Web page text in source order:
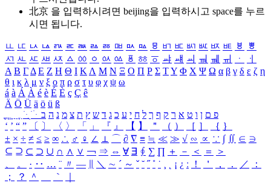
北京 을 입력하시려면 beijing을 입력하시고 space를 누르
시면 됩니다.
ㅥ ㅦ ㅧ ㅨ ㅩ ㅪ ㅫ ㅬ ㅭ ㅮ ㅯ ㅰ ㅱ ㅲ ㅳ ㅴ ㅵ ㅶ ㅷ ㅸ
ㅹ
ㅺ ㅻ ㅼ ㅽ ㅾ ㅿ ㆀ ㆁ ㆂ ㆃ ㆄ ㆅ ㆆ ㆇ ㆈ ㆉ ㆊ ㆋ ㆌ ㆍ
ㆎ
Α Β ΓΔ Ε Ζ Η Θ Ι ΚΛ Μ Ν Ξ Ο Π Ρ Σ ΤΥ Φ Χ Ψ Ω α β γ δ ε ζ η
θ ι κ λ μ ν ξ ο π ρ σ τ υ φ χ ψ ω
á à Á À é è É È ç Ç ê
Ä Ö Ü ä ö ü ß
ִֶֹ ֻּ ׁׂ פ ם ן ו ט א ר ק ף ך ל ח י ע כ ג ד ש ץ ת צ מ נ ה ב
‘ ’ “ ” 〔 〕 〈 〉 「 」 『 』 【 】 ＂ （ ） ［ ］ ｛ ｝
± × ÷ ≠ ≤ ≥ ∞ ∴ ♂ ♀ ∠ ⊥ ⌒ ∂ ∇ ≡ ≒ ≪ ≫ √ ∽ ∝ ∵ ∫ ∬ ∈ ∋
⊆ ⊇ ⊂ ⊃ ∪ ∩ ∧ ∨ ￢ ⇒ ⇔ ∀ ∃ ∮ ∑ ∏ ＋ － ＜ ＝
＞
、
。 · ‥ … ¨ 〃 ― ＼ ∼ ´ ～ ˇ ˘ ˝ ˚ ˙ ¸ ¡ ¿ ː ！ ＇ ， ． ／
：
；
？ ＾ ｀